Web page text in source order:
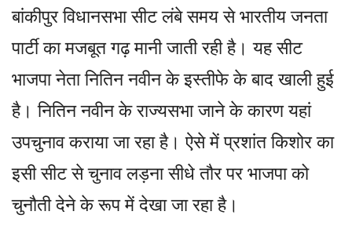
बांकीपुर विधानसभा सीट लंबे समय से भारतीय जनता
पार्टी का मजबूत गढ़ मानी जाती रही है। यह सीट
भाजपा नेता नितिन नवीन के इस्तीफे के बाद खाली हुई
है। नितिन नवीन के राज्यसभा जाने के कारण यहां
उपचुनाव कराया जा रहा है। ऐसे में प्रशांत किशोर का
इसी सीट से चुनाव लड़ना सीधे तौर पर भाजपा को
चुनौती देने के रूप में देखा जा रहा है।